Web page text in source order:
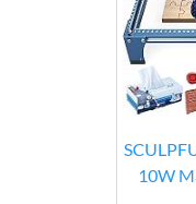
10W